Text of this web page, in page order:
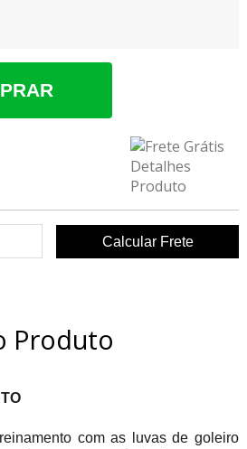
Produto
com as luvas de goleiro